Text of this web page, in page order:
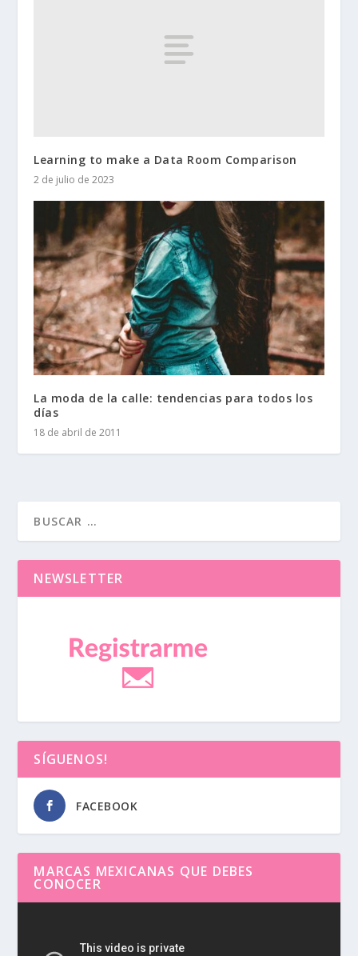
Learning to make a Data Room Comparison
2 de julio de 2023
La moda de la calle: tendencias para todos los
días
18 de abril de 2011
NEWSLETTER
SÍGUENOS!
FACEBOOK
MARCAS MEXICANAS QUE DEBES
CONOCER